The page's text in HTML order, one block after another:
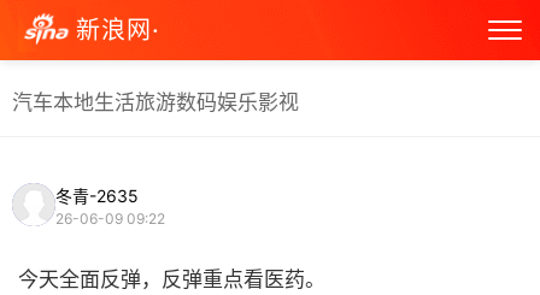
新浪网·
汽车本地生活旅游数码娱乐影视
冬青-2635
26-06-09 09:22
今天全面反弹，反弹重点看医药。